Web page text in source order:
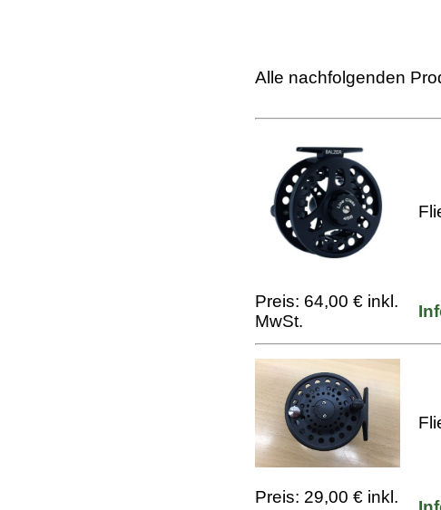
Alle nachfolgenden
Preis: 64,00 € inkl.
MwSt.
Preis: 29,00 € inkl.